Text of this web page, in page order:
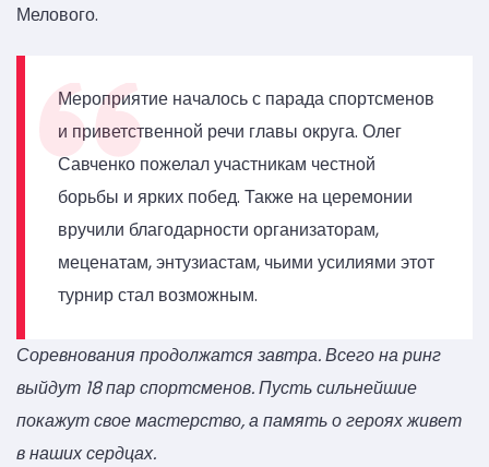
Мелового.
Мероприятие началось с парада спортсменов
и приветственной речи главы округа. Олег
Савченко пожелал участникам честной
борьбы и ярких побед. Также на церемонии
вручили благодарности организаторам,
меценатам, энтузиастам, чьими усилиями этот
турнир стал возможным.
Соревнования продолжатся завтра. Всего на ринг
выйдут 18 пар спортсменов. Пусть сильнейшие
покажут свое мастерство, а память о героях живет
в наших сердцах.